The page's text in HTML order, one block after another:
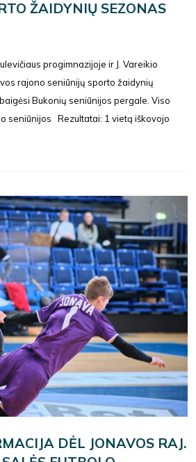
ŽAIDYNIŲ SEZONAS
progimnazijoje ir J. Vareikio
rajono seniūnijų sporto žaidynių
Bukonių seniūnijos pergale. Viso
seniūnijos Rezultatai: 1 vietą iškovojo
DĖL JONAVOS RAJ.